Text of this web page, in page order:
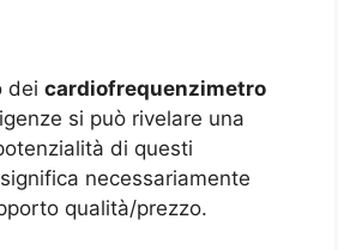
dei cardiofrequenzimetro
si può rivelare una
di questi
necessariamente
qualità/prezzo.